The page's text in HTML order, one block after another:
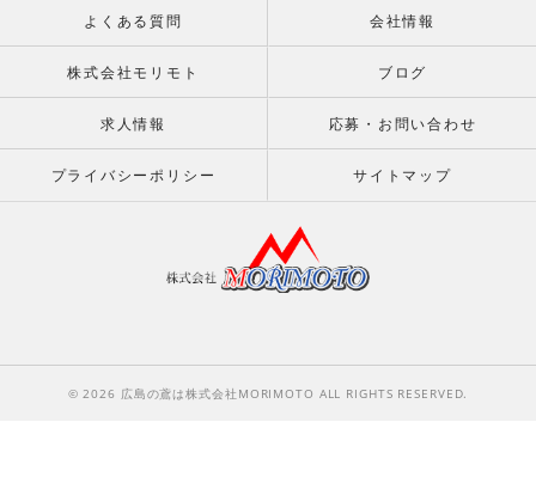
よくある質問 会社情報
株式会社モリモト ブログ
求人情報 応募・お問い合わせ
プライバシーポリシー サイトマップ
© 2026 広島の鳶は株式会社MORIMOTO ALL RIGHTS RESERVED.